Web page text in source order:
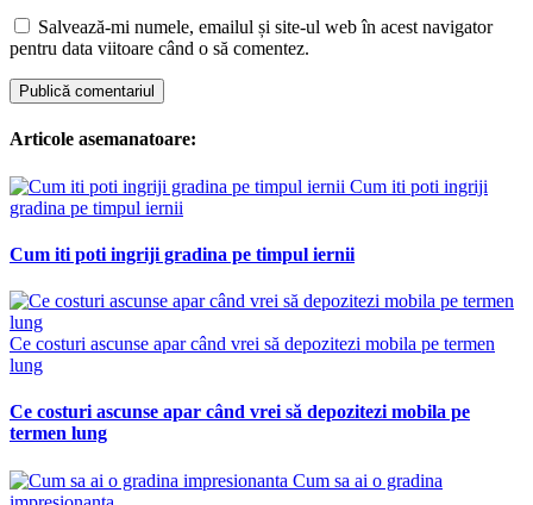
Salvează-mi numele, emailul și site-ul web în acest navigator
pentru data viitoare când o să comentez.
Articole asemanatoare:
Cum iti poti ingriji
gradina pe timpul iernii
Cum iti poti ingriji gradina pe timpul iernii
Ce costuri ascunse apar când vrei să depozitezi mobila pe termen
lung
Ce costuri ascunse apar când vrei să depozitezi mobila pe
termen lung
Cum sa ai o gradina